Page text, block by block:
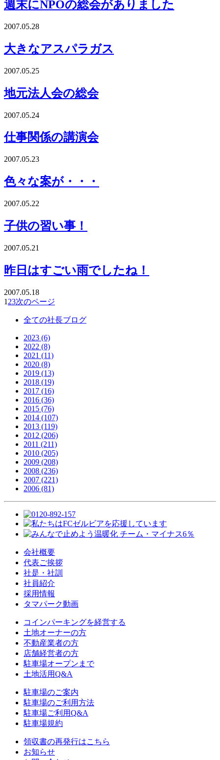
週末にNPOの総会がありました
2007.05.28
大きなアスパラガス
2007.05.25
地元法人会の総会
2007.05.24
仕事関係の講演会
2007.05.23
色々な案が・・・
2007.05.22
子供の習い事！
2007.05.21
昨日はすごい雨でしたね！
2007.05.18
1 23次のページ
全ての社長ブログ
2023 (6)
2022 (8)
2021 (11)
2020 (8)
2019 (13)
2018 (19)
2017 (16)
2016 (36)
2015 (76)
2014 (107)
2013 (119)
2012 (206)
2011 (211)
2010 (205)
2009 (208)
2008 (236)
2007 (221)
2006 (81)
会社概要
代表ご挨拶
社是・社訓
社員紹介
採用情報
タマパーク動画
コインパーキングを経営する
土地オーナーの方
不動産業者の方
店舗経営者の方
駐車場オープンまで
土地活用Q&A
駐車場のご案内
駐車場のご利用方法
駐車場ご利用Q&A
駐車場規約
領収書の再発行はこちら
お知らせ